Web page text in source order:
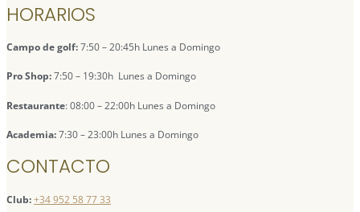
HORARIOS
Campo de golf:7:50 – 20:45h Lunes a Domingo
Pro Shop:7:50 – 19:30h Lunes a Domingo
Restaurante: 08:00 – 22:00h Lunes a Domingo
Academia:7:30 – 23:00h Lunes a Domingo
CONTACTO
Club:+34 952 58 77 33